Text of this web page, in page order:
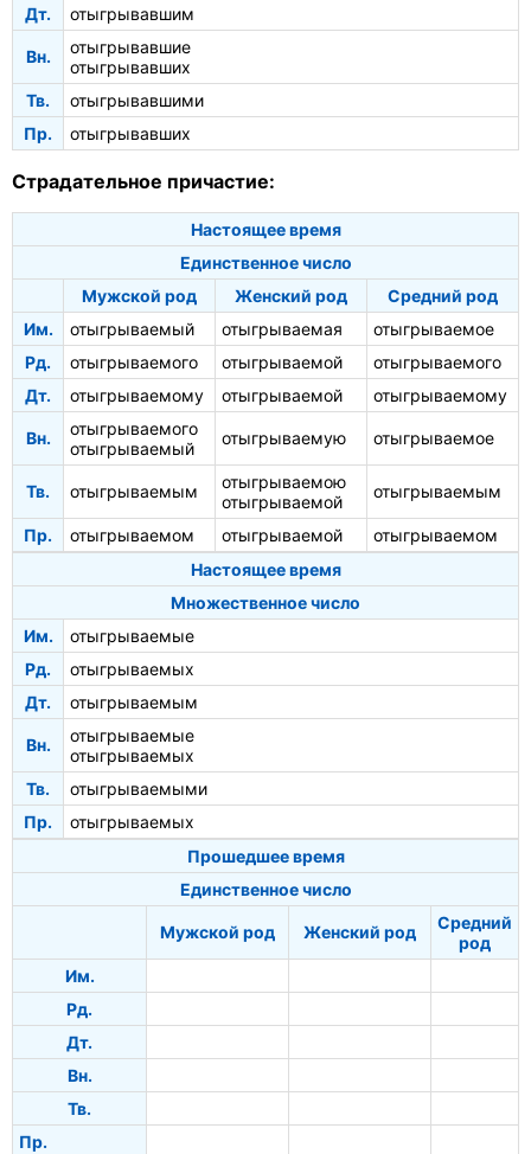
Дт. отыгрывавшим
Вн.
отыгрывавшие
отыгрывавших
Тв.
отыгрывавшими
Пр.
отыгрывавших
Страдательное причастие:
Настоящее время
Единственное число
Мужской род
Женский род
Средний род
Им.
отыгрываемый отыгрываемая
отыгрываемое
Рд.
отыгрываемого отыгрываемой
отыгрываемого
Дт.
отыгрываемому отыгрываемой отыгрываемому
Вн.
отыгрываемого
отыгрываемый
отыгрываемую отыгрываемое
Тв. отыгрываемым
отыгрываемою
отыгрываемой
отыгрываемым
Пр. отыгрываемом отыгрываемой
отыгрываемом
Настоящее время
Множественное число
Им.
отыгрываемые
Рд.
отыгрываемых
Дт.
отыгрываемым
Вн.
отыгрываемые
отыгрываемых
Тв.
отыгрываемыми
Пр.
отыгрываемых
Прошедшее время
Единственное число
Мужской род Женский род
Средний
род
Им.
Рд.
Дт.
Вн.
Тв.
Пр.